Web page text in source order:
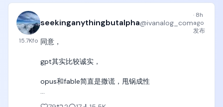
记住，这些书尽量买齐，在中国就买影印版中文翻译
版，一本书50块钱，买齐了并不贵，在英语国家可以
买二手英文版，这些书可以陪伴绝大多数人从6岁到
60岁。
a. 《Python Crash Course: A Hands-on, Project-
程：从入门到实践），孩子的第一本编程书，让孩子
一边拿着书，一边对着电脑敲敲敲，敲敲敲，敲敲
敲，
3. 自己写好消息内容发送过去
enjoy🥳
15.7Kfo
seekinganythingbutalpha@ivanalog_com
· 8h
ago
发布
同意，
gpt其实比较诚实，
opus和fable简直是撒谎，甩锅成性